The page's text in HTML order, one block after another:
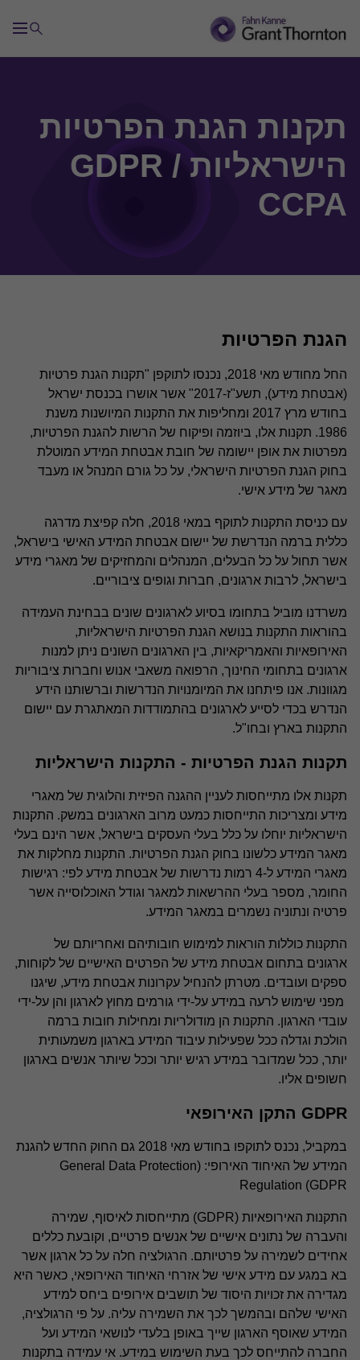
ביקורת פנימית
בדיקת אפקטיביות הבקרה הפנימית (SOX)
מניעת הונאות ומעילות
ייעוץ מערכות מידע וסייבר
לשכות שירות SOC1,SOC2,SOC3
בלוקצ'יין ומטבעות קריפטוגרפיים
תקנות הגנת הפרטיות הישראליות GDPR / CCPA
בקרת שכר
בטיחות וגהות תעסוקתית
תקנות הגנת הפרטיות
הישראליות GDPR /
CCPA
הגנת הפרטיות
החל מחודש מאי 2018, נכנסו לתוקפן "תקנות הגנת פרטיות
(אבטחת מידע), תשע"ז-2017" אשר אושרו בכנסת ישראל
בחודש מרץ 2017 ומחליפות את התקנות המיושנות משנת
1986. תקנות אלו, ביוזמה ופיקוח של הרשות להגנת הפרטיות,
מפרטות את אופן יישומה של חובת אבטחת המידע המוטלת
בחוק הגנת הפרטיות הישראלי, על כל גורם המנהל או מעבד
מאגר של מידע אישי.
עם כניסת התקנות לתוקף במאי 2018, חלה קפיצת מדרגה
כללית ברמה הנדרשת של יישום אבטחת המידע האישי בישראל,
אשר תחול על כל הבעלים, המנהלים והמחזיקים של מאגרי מידע
בישראל, לרבות ארגונים, חברות וגופים ציבוריים.
משרדנו מוביל בתחומו בסיוע לארגונים שונים בבחינת העמידה
בהוראות התקנות בנושא הגנת הפרטיות הישראליות,
האירופאיות והאמריקאיות, בין הארגונים השונים ניתן למנות
ארגונים בתחומי החינוך, הרפואה משאבי אנוש וחברות ציבוריות
מגוונות. אנו פיתחנו את המיומנויות הנדרשות וברשותנו הידע
הנדרש בכדי לסייע לארגונים בהתמודדות המאתגרת עם יישום
התקנות בארץ ובחו"ל.
תקנות הגנת הפרטיות - התקנות הישראליות
תקנות אלו מתייחסות לעניין ההגנה הפיזית והלוגית של מאגרי
מידע ומצריכות התייחסות כמעט מרוב הארגונים במשק. התקנות
הישראליות יוחלו על כלל בעלי העסקים בישראל, אשר הינם בעלי
מאגר המידע כלשונו בחוק הגנת הפרטיות. התקנות מחלקות את
מאגרי המידע ל-4 רמות נדרשות של אבטחת מידע לפי: רגישות
החומר, מספר בעלי ההרשאות למאגר וגודל האוכלוסייה אשר
פרטיה ונתוניה נשמרים במאגר המידע.
התקנות כוללות הוראות למימוש חובותיהם ואחריותם של
ארגונים בתחום אבטחת מידע של הפרטים האישיים של לקוחות,
ספקים ועובדים. מטרתן להנחיל עקרונות אבטחת מידע, שיגנו
מפני שימוש לרעה במידע על-ידי גורמים מחוץ לארגון והן על-ידי
עובדי הארגון. התקנות הן מודולריות ומחילות חובות ברמה
הולכת וגדלה ככל שפעילות עיבוד המידע בארגון משמעותית
יותר, ככל שמדובר במידע רגיש יותר וככל שיותר אנשים בארגון
חשופים אליו.
GDPR התקן האירופאי
במקביל, נכנס לתוקפו בחודש מאי 2018 גם החוק החדש להגנת
המידע של האיחוד האירופי: (General Data Protection
Regulation (GDPR
התקנות האירופאיות (GDPR) מתייחסות לאיסוף, שמירה
והעברה של נתונים אישיים של אנשים פרטיים, וקובעת כללים
אחידים לשמירה על פרטיותם. הרגולציה חלה על כל ארגון אשר
בא במגע עם מידע אישי של אזרחי האיחוד האירופאי, כאשר היא
מגדירה את זכויות היסוד של תושבים אירופים ביחס למידע
האישי שלהם ובהמשך לכך את השמירה עליה. על פי הרגולציה,
המידע שאוסף הארגון שייך באופן בלעדי לנושאי המידע ועל
החברה להתייחס לכך בעת השימוש במידע. אי עמידה בתקנות